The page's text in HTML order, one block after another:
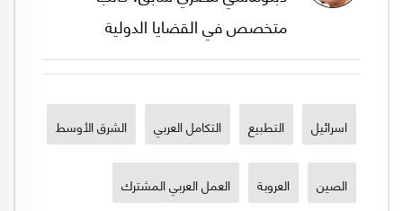
متخصص في القضايا الدولية
اسرائيل التطبيع التكامل العربي الشرق الأوسط
الصين العروبة العمل العربي المشترك